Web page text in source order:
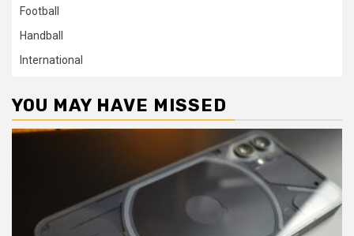
Football
Handball
International
YOU MAY HAVE MISSED